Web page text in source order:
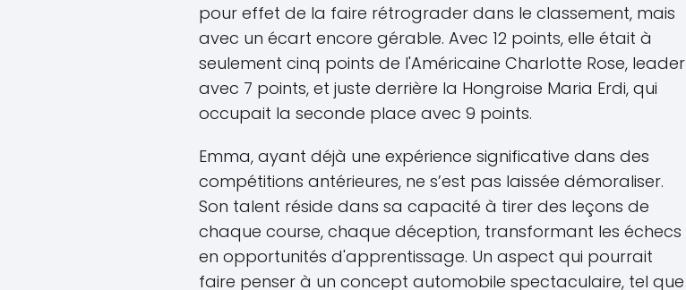
pour effet de la faire rétrograder dans le classement, mais
avec un écart encore gérable. Avec 12 points, elle était à
seulement cinq points de l'Américaine Charlotte Rose, leader
avec 7 points, et juste derrière la Hongroise Maria Erdi, qui
occupait la seconde place avec 9 points.
Emma, ayant déjà une expérience significative dans des
compétitions antérieures, ne s’est pas laissée démoraliser.
Son talent réside dans sa capacité à tirer des leçons de
chaque course, chaque déception, transformant les échecs
en opportunités d'apprentissage. Un aspect qui pourrait
faire penser à un concept automobile spectaculaire, tel que